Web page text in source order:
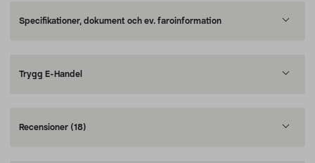
Specifikationer, dokument och ev. faroinformation
Trygg E-Handel
Recensioner (18)